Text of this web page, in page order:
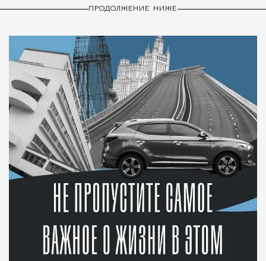
ПРОДОЛЖЕНИЕ НИЖЕ